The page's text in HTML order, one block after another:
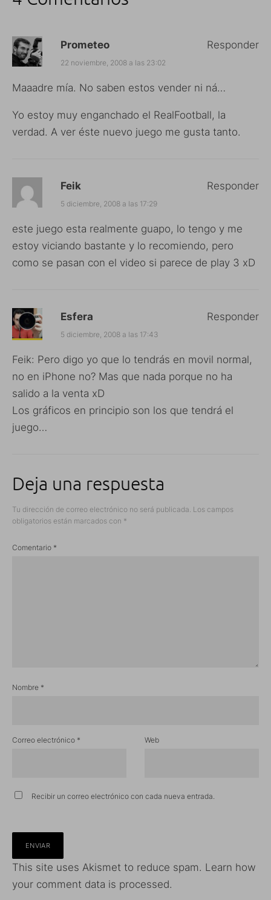
Prometeo
22 noviembre, 2008 a las 23:02
Maaadre mía. No saben estos vender ni ná…
Yo estoy muy enganchado el RealFootball, la
verdad. A ver éste nuevo juego me gusta tanto.
Responder
Feik
5 diciembre, 2008 a las 17:29
este juego esta realmente guapo, lo tengo y me
estoy viciando bastante y lo recomiendo, pero
como se pasan con el video si parece de play 3 xD
Responder
Esfera
5 diciembre, 2008 a las 17:43
Feik: Pero digo yo que lo tendrás en movil normal,
no en iPhone no? Mas que nada porque no ha
salido a la venta xD
Los gráficos en principio son los que tendrá el
juego…
Responder
Deja una respuesta
Tu dirección de correo electrónico no será publicada. Los campos
obligatorios están marcados con *
Comentario *
Nombre *
Correo electrónico * Web
Recibir un correo electrónico con cada nueva entrada.
This site uses Akismet to reduce spam. Learn how
your comment data is processed.